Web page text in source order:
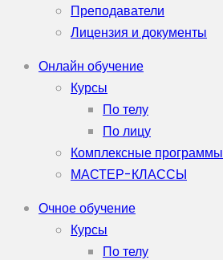
Преподаватели
Лицензия и документы
Онлайн обучение
Курсы
По телу
По лицу
Комплексные программы
МАСТЕР-КЛАССЫ
Очное обучение
Курсы
По телу